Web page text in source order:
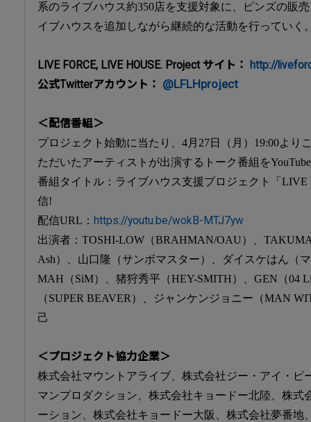
系のライブハウス約350店を支援対象に、ピンズの販
イブハウスを追加しながら継続的な活動を行っていく
LIVE FORCE, LIVE HOUSE. Project サイト：
http://
公式Twitterアカウント： @LFLHproject
＜配信番組＞
プロジェクト始動に当たり、4月27日（月）19:00より
ただいたアーティストが出演するトーク番組を
番組タイトル：ライブハウス支援プロジェクト「LIVE
信!
配信URL： https://youtu.be/wokB-MTJ7yw
出演者：TOSHI-LOW（BRAHMAN/OAU）、
Ash）、山口隆（サンボマスター）、ダイスケはん（
MAH（SiM）、猪狩秀平（HEY-SMITH）、GEN（04
（SUPER BEAVER）、ジャンケンジョニー（MAN
己
＜プロジェクト協力企業＞
株式会社マウントアライブ、株式会社ジー・アイ・ピ
マンプロダクション、株式会社キョードー北陸、株式
ーション、株式会社キョードー大阪、株式会社夢番地